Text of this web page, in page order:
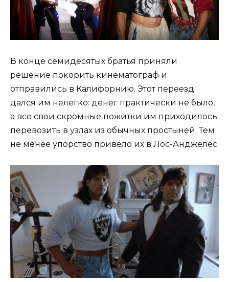
В конце семидесятых братья приняли
решение покорить кинематограф и
отправились в Калифорнию. Этот переезд
дался им нелегко: денег практически не было,
а все свои скромные пожитки им приходилось
перевозить в узлах из обычных простыней. Тем
не менее упорство привело их в Лос-Анджелес.